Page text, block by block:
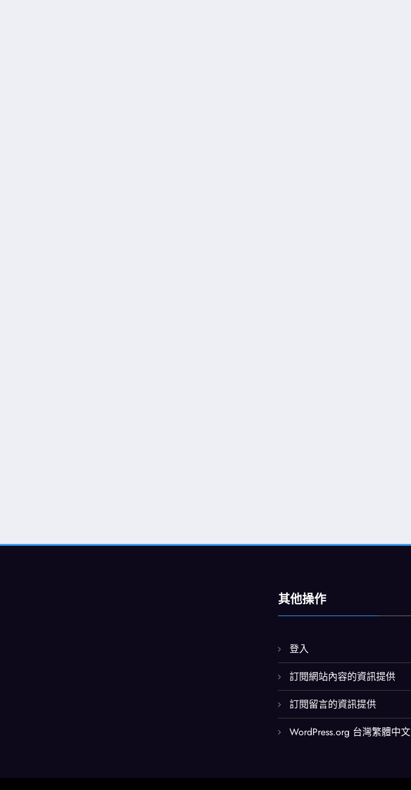
其他操作
登入
訂閱網站內容的資訊提供
訂閱留言的資訊提供
WordPress.org 台灣繁體中文